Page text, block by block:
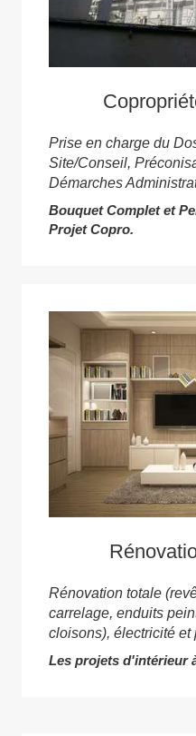
Prise en charge du
Site/Conseil,
Démarches
Bouquet Complet et
Projet Copro.
Rénovation totale
carrelage, enduits
cloisons), électricité et
Les projets d'intérieur